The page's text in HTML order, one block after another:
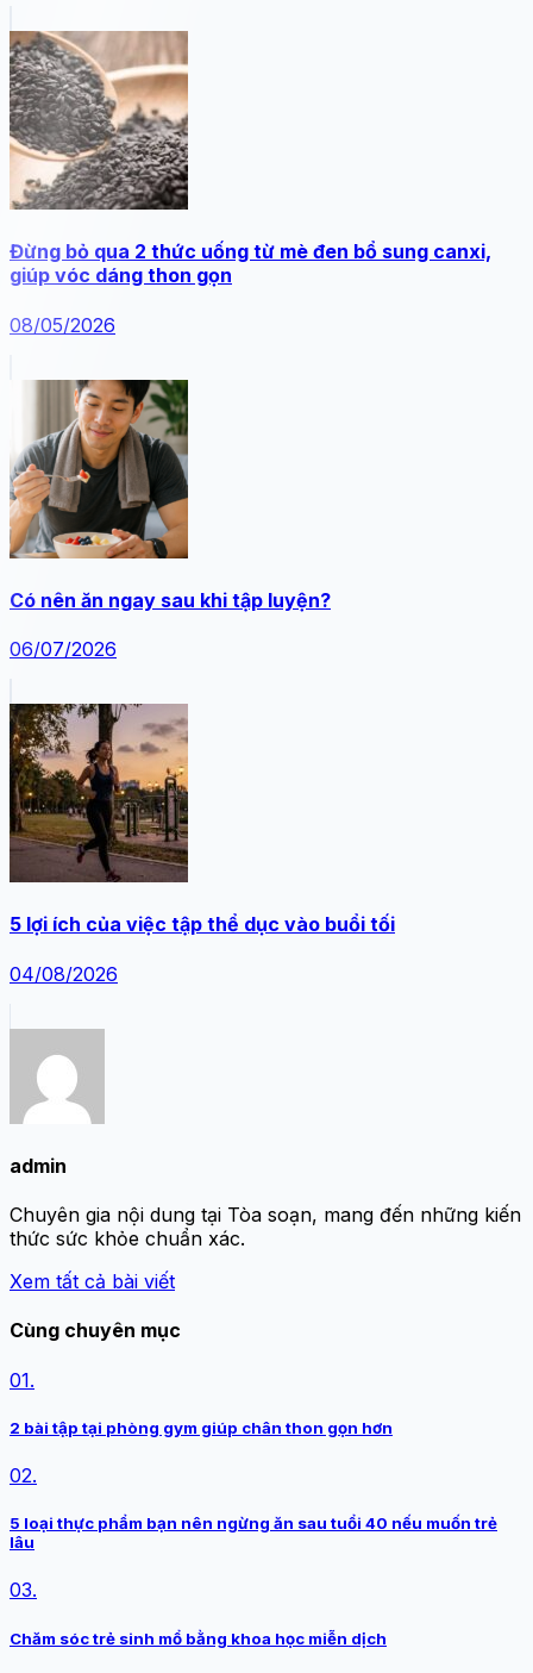
Đừng bỏ qua 2 thức uống từ mè đen bổ sung canxi,
giúp vóc dáng thon gọn
08/05/2026
Có nên ăn ngay sau khi tập luyện?
06/07/2026
5 lợi ích của việc tập thể dục vào buổi tối
04/08/2026
admin
Chuyên gia nội dung tại Tòa soạn, mang đến những kiến
thức sức khỏe chuẩn xác.
Xem tất cả bài viết
Cùng chuyên mục
01.
2 bài tập tại phòng gym giúp chân thon gọn hơn
02.
5 loại thực phẩm bạn nên ngừng ăn sau tuổi 40 nếu muốn trẻ
lâu
03.
Chăm sóc trẻ sinh mổ bằng khoa học miễn dịch